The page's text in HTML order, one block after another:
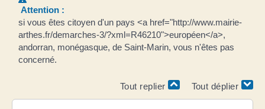
Attention :
si vous êtes citoyen d'un pays <a href="http://www.mairie-
arthes.fr/demarches-3/?xml=R46210">européen</a>,
andorran, monégasque, de Saint-Marin, vous n'êtes pas
concerné.
Tout replier Tout déplier